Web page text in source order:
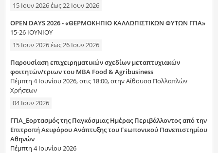
15 Ιουν 2026έως22 Ιουν 2026
OPEN DAYS 2026 - «ΘΕΡΜΟΚΗΠΙΟ ΚΑΛΛΩΠΙΣΤΙΚΩΝ ΦΥΤΩΝ ΓΠΑ»
15-26 ΙΟΥΝΙΟΥ
15 Ιουν 2026έως26 Ιουν 2026
Παρουσίαση επιχειρηματικών σχεδίων μεταπτυχιακών
φοιτητών/τριων του MBA Food & Agribusiness
Πέμπτη 4 Ιουνίου 2026, στις 18:00, στην Αίθουσα Πολλαπλών
Χρήσεων
04 Ιουν 2026
ΓΠΑ_Εορτασμός της Παγκόσμιας Ημέρας Περιβάλλοντος από την
Επιτροπή Αειφόρου Ανάπτυξης του Γεωπονικού Πανεπιστημίου
Αθηνών
Πέμπτη 4 Ιουνίου 2026